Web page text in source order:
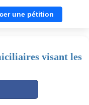
une pétition
visant les